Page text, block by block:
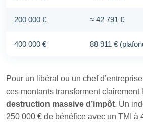
200 000 € ≈ 42 791 €
400 000 € 88 911 €
Pour un libéral ou un chef
ces montants transforment clairement
destruction massive d’impôt. Un
250 000 € de bénéfice avec un TMI à